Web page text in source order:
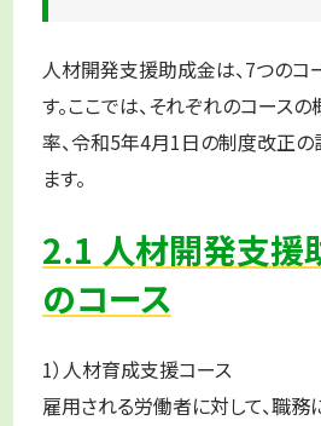
人材開発支援助成金は、7つのコ
す。ここでは、それぞれのコース
率、令和5年4月1日の制度改正
ます。
2.1 人材開発支援
のコース
1）人材育成支援コース
雇用される労働者に対して、職務